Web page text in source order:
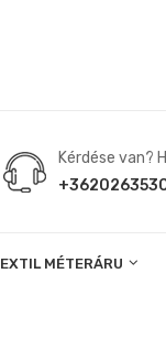
Kérdése van?
MÉTERÁRU